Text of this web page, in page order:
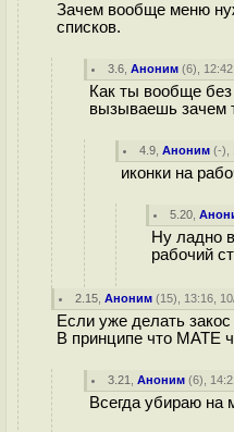
Зачем вообще меню
списков.
3.6 ,Аноним (6),
Как ты вообще
вызываешь зачем
4.9 ,Аноним (-),
иконки на
5.20 ,
Ну ладно
рабочий
2.15 ,Аноним (15), 13:16,
Если уже делать
В принципе что MATE
3.21 ,Аноним (6),
Всегда убираю на